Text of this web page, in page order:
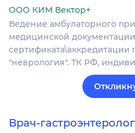
ООО КИМ Вектор+
Ведение амбулаторного
медицинской
сертификата\аккредитации
"неврология". ТК РФ,
Врач-гастроэнтеролог